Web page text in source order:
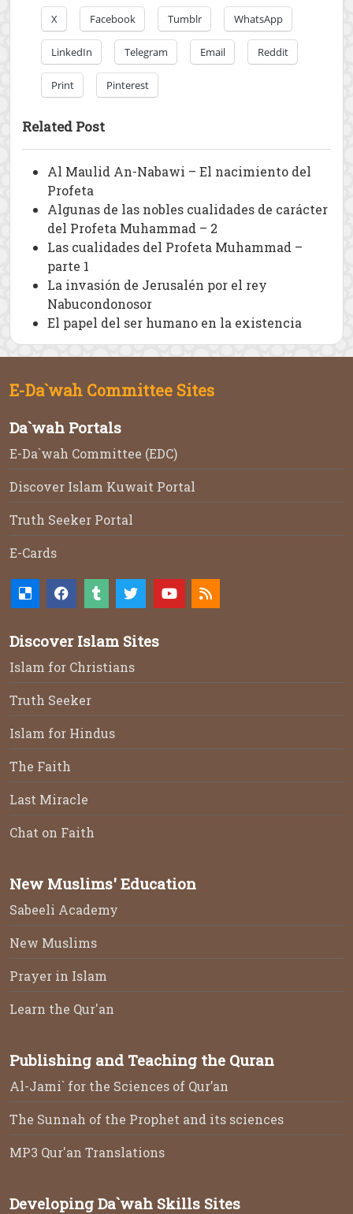
X Facebook Tumblr WhatsApp
LinkedIn Telegram Email Reddit
Print Pinterest
Related Post
Al Maulid An-Nabawi – El nacimiento del
Profeta
Algunas de las nobles cualidades de carácter
del Profeta Muhammad – 2
Las cualidades del Profeta Muhammad –
parte 1
La invasión de Jerusalén por el rey
Nabucondonosor
El papel del ser humano en la existencia
E-Da`wah Committee Sites
Da`wah Portals
E-Da`wah Committee (EDC)
Discover Islam Kuwait Portal
Truth Seeker Portal
E-Cards
Discover Islam Sites
Islam for Christians
Truth Seeker
Islam for Hindus
The Faith
Last Miracle
Chat on Faith
New Muslims' Education
Sabeeli Academy
New Muslims
Prayer in Islam
Learn the Qur'an
Publishing and Teaching the Quran
Al-Jami` for the Sciences of Qur’an
The Sunnah of the Prophet and its sciences
MP3 Qur'an Translations
Developing Da`wah Skills Sites